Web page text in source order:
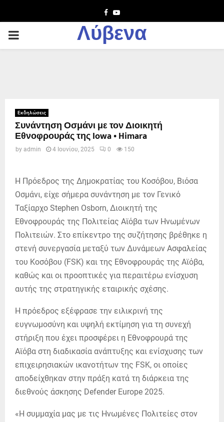
Facebook
Youtube
PRIMARY
Λύβενα
Εκδηλώσεις
Συνάντηση Οσμάνι με τον Διοικητή
Εθνοφρουράς της Iowa • Himara
by admin 4 Ιουνίου, 2025 0 150
Η Πρόεδρος της Δημοκρατίας του Κοσόβου, Βιόσα
Οσμάνι, είχε σήμερα συνάντηση με τον Γενικό
Ταξίαρχο Stephen Osborn, Διοικητή της
Εθνοφρουράς της Πολιτείας Αϊόβα των Ηνωμένων
Πολιτειών. Στο επίκεντρο της συζήτησης βρέθηκε η
στενή συνεργασία μεταξύ των Δυνάμεων Ασφαλείας
του Κοσόβου (FSK) και της Εθνοφρουράς της Αϊόβα,
καθώς και οι προοπτικές για περαιτέρω ενίσχυση
αυτής της στρατηγικής εταιρικής σχέσης.
Η πρόεδρος εξέφρασε την ειλικρινή της
ευγνωμοσύνη και υψηλή εκτίμηση για τη συνεχή
στήριξη που έχει προσφέρει η Εθνοφρουρά της
Αϊόβα στη διαδικασία ανάπτυξης και ενίσχυσης των
επιχειρησιακών ικανοτήτων της FSK, οι οποίες
αποδείχθηκαν στην πράξη κατά τη διάρκεια της
διεθνούς άσκησης Defender Europe 2025.
«Η συμμαχία μας με τις Ηνωμένες Πολιτείες στον